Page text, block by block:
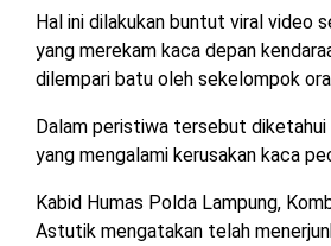
MESUJI
BARAT
BAWANG
LAMBAR
DPRD
DPRD
UTARA
Hal ini dilakukan buntut viral video
yang merekam kaca depan
dilempari batu oleh sekelompok
Dalam peristiwa tersebut diketahui
yang mengalami kerusakan kaca
Kabid Humas Polda Lampung,
Astutik mengatakan telah